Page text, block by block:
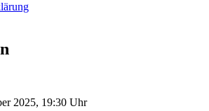
2025, 19:30 Uhr